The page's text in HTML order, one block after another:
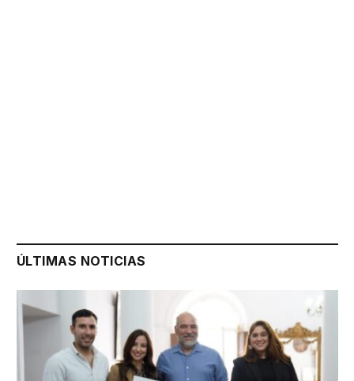
ÚLTIMAS NOTICIAS